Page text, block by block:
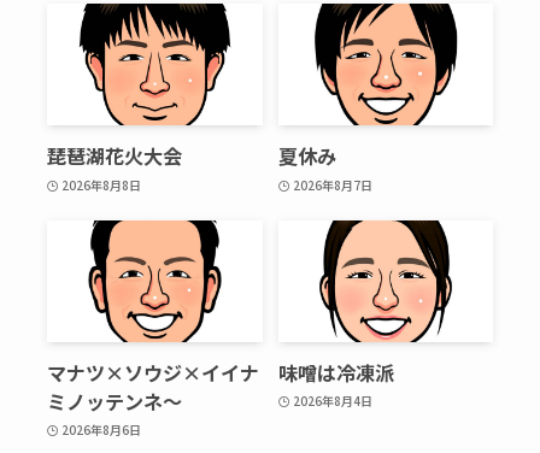
琵琶湖花火大会
2026年8月8日
夏休み
2026年8月7日
マナツ×ソウジ×イイナ
ミノッテンネ～
2026年8月6日
味噌は冷凍派
2026年8月4日